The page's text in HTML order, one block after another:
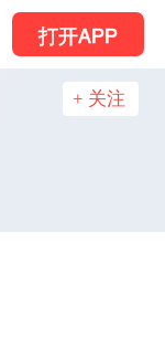
打开APP
+ 关注